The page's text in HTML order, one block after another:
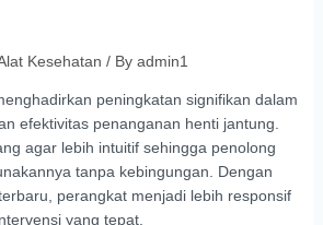
Kesehatan / By admin1
peningkatan signifikan dalam
efektivitas penanganan henti jantung.
agar lebih intuitif sehingga penolong
tanpa kebingungan. Dengan
perangkat menjadi lebih responsif
yang tepat.